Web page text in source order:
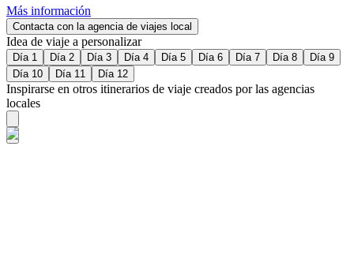
Más información
Contacta con la agencia de viajes local
Idea de viaje a personalizar
Día 1 Día 2 Día 3 Día 4 Día 5 Día 6 Día 7 Día 8
Día 9
Día 10
Día 11 Día 12
Inspirarse en otros itinerarios de viaje creados por las agencias
locales